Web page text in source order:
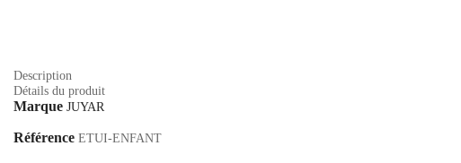
Description
Détails du produit
Marque JUYAR
Référence ETUI-ENFANT